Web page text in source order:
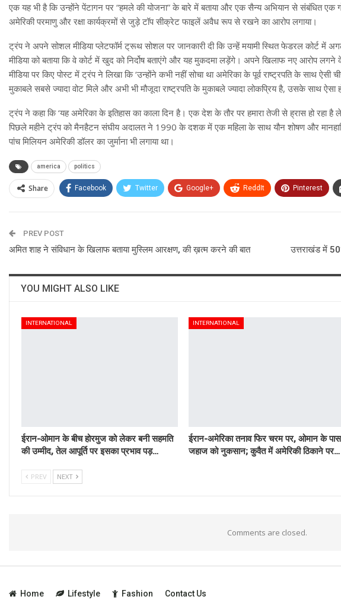
एक यह भी है कि उन्होंने पेंटागन पर “हमले की योजना” के बारे में बताया और एक सैन्य अभियान से संबंधित
अमेरिकी परमाणु और रक्षा कार्यक्रमों से जुड़े टॉप सीक्रेट फाइलें अवैध रूप से रखने का आरोप लगाया।
ट्रंप ने अपने सोशल मीडिया प्लेटफॉर्म ट्रूथ सोशल पर जानकारी दी कि उन्हें मयामी स्थित फेडरल कोर्ट में
मीडिया को बताया कि वे कोर्ट में खुद को निर्दोष बताएंगे और यह मुकदमा लड़ेंगे। अपने खिलाफ नए आरोप
मीडिया पर किए पोस्ट में ट्रंप ने लिखा कि ‘उन्होंने कभी नहीं सोचा था अमेरिका के पूर्व राष्ट्रपति के साथ ऐसी
मुकाबले सबसे ज्यादा वोट मिले और अभी भी मौजूदा राष्ट्रपति के मुकाबले ज्यादा लोकप्रिय है, उसके साथ ऐसा
ट्रंप ने कहा कि ‘यह अमेरिका के इतिहास का काला दिन है। एक देश के तौर पर हमारा तेजी से ह्रास हो रहा
पिछले महीने ट्रंप को मैनहैटन संघीय अदालत ने 1990 के दशक में एक महिला के साथ यौन शोषण और
पांच मिलियन अमेरिकी डॉलर का जुर्माना भी लगाया था।
america politics
Share Facebook Twitter Google+ ReddIt Pinterest
PREV POST
अमित शाह ने संविधान के खिलाफ बताया मुस्लिम आरक्षण, की ख़त्म करने की बात उत्तराखंड में
YOU MIGHT ALSO LIKE
INTERNATIONAL
ईरान-ओमान के बीच होरमुज को लेकर बनी सहमति
की उम्मीद, तेल आपूर्ति पर इसका प्रभाव पड़…
INTERNATIONAL
ईरान-अमेरिका तनाव फिर चरम पर, ओमान के पास
जहाज को नुकसान; कुवैत में अमेरिकी ठिकाने पर…
PREV NEXT
Comments are closed.
Home Lifestyle Fashion Contact Us